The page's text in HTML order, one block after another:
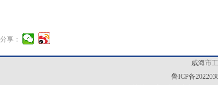
分享：
威海市
鲁ICP备